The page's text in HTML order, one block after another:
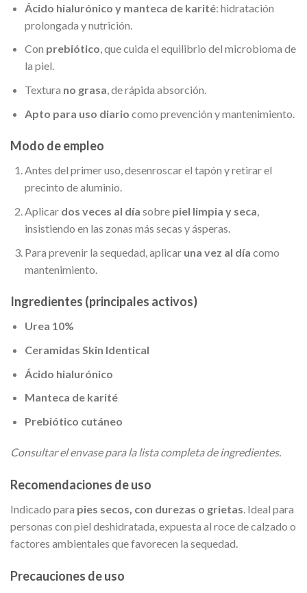
Ácido hialurónico y manteca de karité: hidratación
prolongada y nutrición.
Con prebiótico, que cuida el equilibrio del microbioma de
la piel.
Textura no grasa, de rápida absorción.
Apto para uso diario como prevención y mantenimiento.
Modo de empleo
Antes del primer uso, desenroscar el tapón y retirar el
precinto de aluminio.
Aplicar dos veces al día sobre piel limpia y seca,
insistiendo en las zonas más secas y ásperas.
Para prevenir la sequedad, aplicar una vez al día como
mantenimiento.
Ingredientes (principales activos)
Urea 10%
Ceramidas Skin Identical
Ácido hialurónico
Manteca de karité
Prebiótico cutáneo
Consultar el envase para la lista completa de ingredientes.
Recomendaciones de uso
Indicado para pies secos, con durezas o grietas. Ideal para
personas con piel deshidratada, expuesta al roce de calzado o
factores ambientales que favorecen la sequedad.
Precauciones de uso